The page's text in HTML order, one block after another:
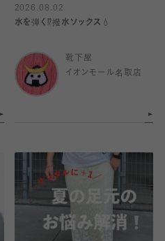
2026.08.02
水を弾く⁉️撥水ソックス💧
靴下屋
イオンモール名取店